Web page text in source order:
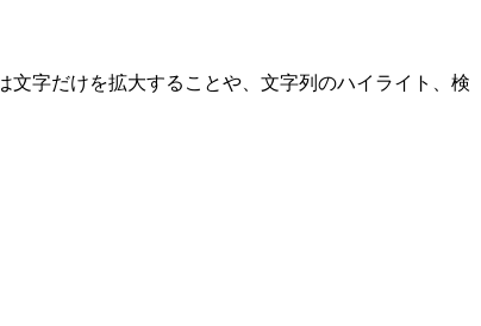
字だけを拡大することや、文字列のハイライト、検